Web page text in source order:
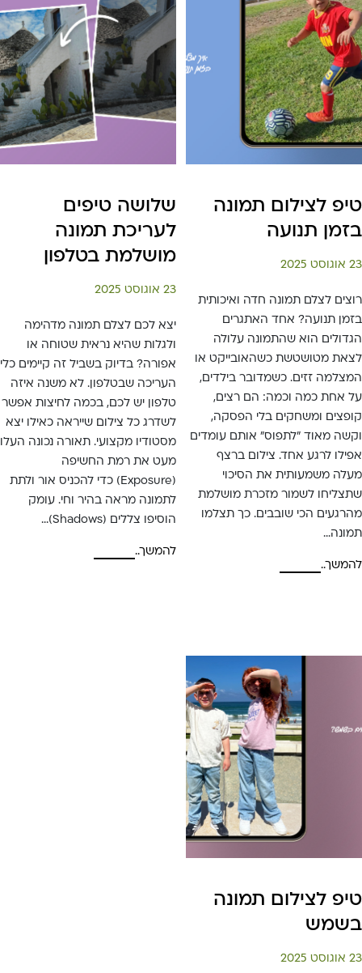
טיפ לצילום תמונה
בזמן תנועה
23 אוגוסט 2025
רוצים לצלם תמונה חדה ואיכותית
בזמן תנועה? אחד האתגרים
הגדולים הוא שהתמונה עלולה
לצאת מטושטשת כשהאובייקט או
המצלמה זזים. כשמדובר בילדים,
על אחת כמה וכמה: הם רצים,
קופצים ומשחקים בלי הפסקה,
וקשה מאוד "לתפוס" אותם עומדים
אפילו לרגע אחד. צילום ברצף
מעלה משמעותית את הסיכוי
שתצליחו לשמור מזכרת מושלמת
מהרגעים הכי שובבים. כך תצלמו
תמונה…
להמשך..
שלושה טיפים
לעריכת תמונה
מושלמת בטלפון
23 אוגוסט 2025
יצא לכם לצלם תמונה מדהימה
ולגלות שהיא נראית שטוחה או
אפורה? בדיוק בשביל זה קיימים כלי
העריכה שבטלפון. לא משנה איזה
טלפון יש לכם, בכמה לחיצות אפשר
לשדרג כל צילום שייראה כאילו יצא
מסטודיו מקצועי. תאורה נכונה העלו
מעט את רמת החשיפה
(Exposure) כדי להכניס אור ולתת
לתמונה מראה בהיר וחי. עומק
הוסיפו צללים (Shadows)…
להמשך..
טיפ לצילום תמונה
בשמש
23 אוגוסט 2025